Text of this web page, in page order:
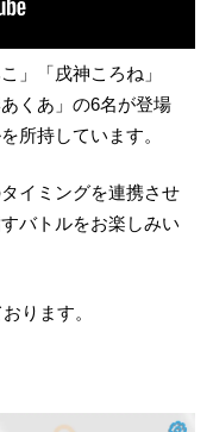
」「戌神ころね」
くあ」の6名が登場
所持しています。
イミングを連携させ
バトルをお楽しみい
ります。